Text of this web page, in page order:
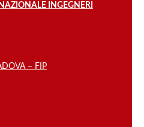
INGEGNERI
– FIP